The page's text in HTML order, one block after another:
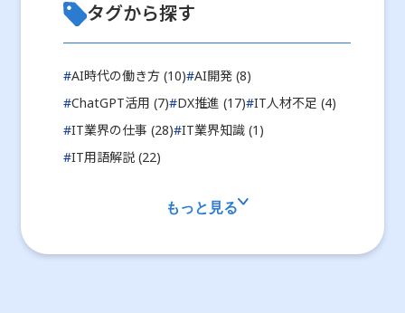
タグから探す
#AI時代の働き方 (10)#AI開発 (8)
#ChatGPT活用 (7)#DX推進 (17)#IT人材不足 (4)
#IT業界の仕事 (28)#IT業界知識 (1)
#IT用語解説 (22)
もっと見る